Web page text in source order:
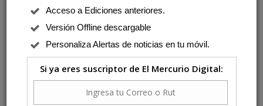
Acceso a Ediciones anteriores.
Versión Offline descargable
Personaliza Alertas de noticias en tu móvil.
Si ya eres suscriptor de El Mercurio Digital: